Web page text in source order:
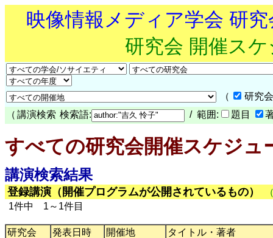
映像情報メディア学会 研
研究会 開催ス
（
研究
（ 講演検索 検索語: / 範囲: 題目
すべての研究会開催スケジュ
講演検索結果
登録講演（開催プログラムが公開されているもの）
1件中 1～1件目
研究会 発表日時 開催地
タイトル・著者